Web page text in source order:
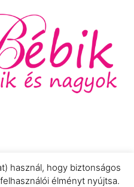
Információ
használ, hogy biztonságos
élményt nyújtsa.